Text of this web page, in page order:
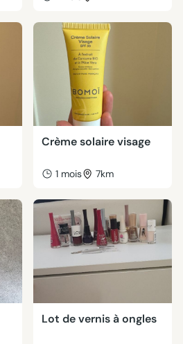
Crème solaire visage
1 mois 7km
Lot de vernis à ongles